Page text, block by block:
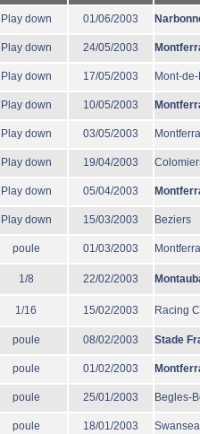
Play down 01/06/2003
Play down 24/05/2003
Play down 17/05/2003 Mont-
Play down 10/05/2003
Play down 03/05/2003
Play down 19/04/2003
Play down 05/04/2003
Play down 15/03/2003 Beziers
poule 01/03/2003
1/8 22/02/2003
1/16 15/02/2003 Racing
poule 08/02/2003 Stade
poule 01/02/2003
poule 25/01/2003 Begles-
poule 18/01/2003 Swansea